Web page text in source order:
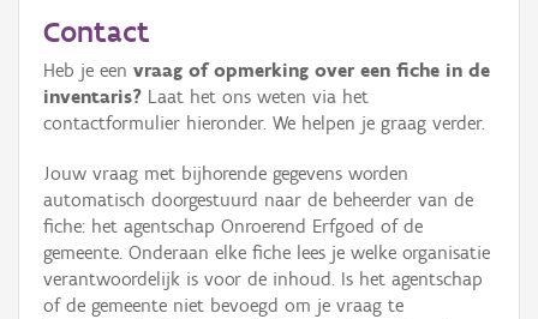
Erfgoedobject
Aanduidingsobject
Waarneming
Thema
Gebeurtenis
Contact
Heb je een vraag of opmerking over een fiche in de
inventaris? Laat het ons weten via het
contactformulier hieronder. We helpen je graag verder.
Jouw vraag met bijhorende gegevens worden
automatisch doorgestuurd naar de beheerder van de
fiche: het agentschap Onroerend Erfgoed of de
gemeente. Onderaan elke fiche lees je welke organisatie
verantwoordelijk is voor de inhoud. Is het agentschap
of de gemeente niet bevoegd om je vraag te